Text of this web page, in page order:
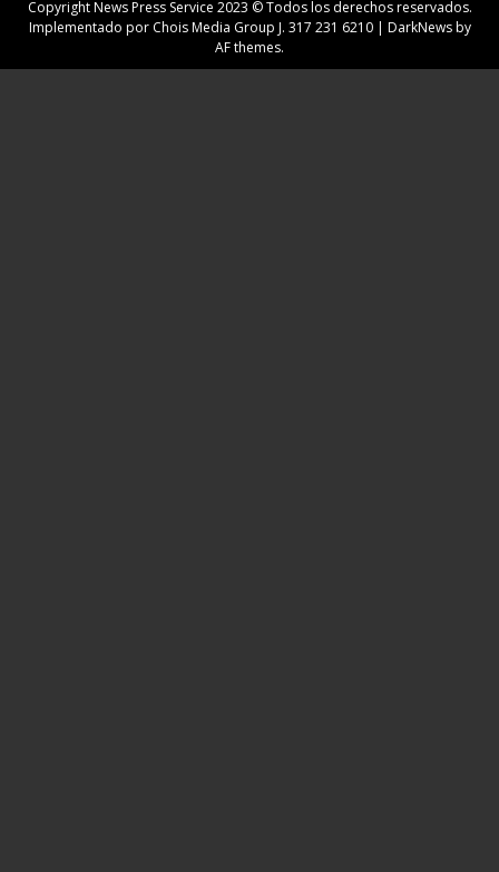
Copyright News Press Service 2023 © Todos los derechos reservados.
Implementado por Chois Media Group J. 317 231 6210 | DarkNewsby
AF themes.